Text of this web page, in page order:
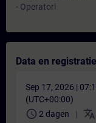
- Operatori
Data en registratie
Sep 17, 2026 |
(UTC+00:00)
schedule 2 dagen translate